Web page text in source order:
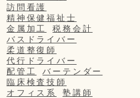
訪問看護
精神保健福祉士
金属加工
税務会計
バスドライバー
柔道整復師
代行ドライバー
配管工
バーテンダー
臨床検査技師
オフィス系
塾講師